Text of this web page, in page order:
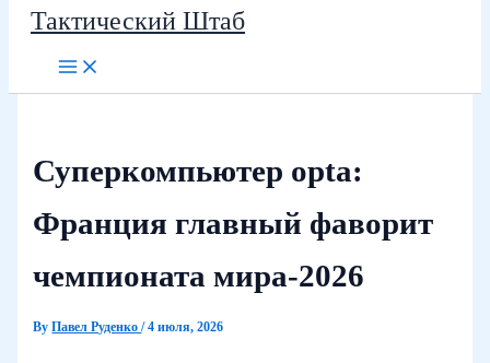
Тактический Штаб
Суперкомпьютер opta:
Франция главный фаворит
чемпионата мира‑2026
ByПавел Руденко/4 июля, 2026